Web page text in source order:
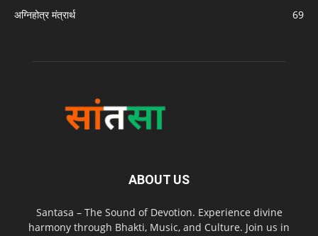
अग्निहोत्र मंत्रार्थ
69
ABOUT US
Santasa – The Sound of Devotion. Experience divine
harmony through Bhakti, Music, and Culture. Join us in